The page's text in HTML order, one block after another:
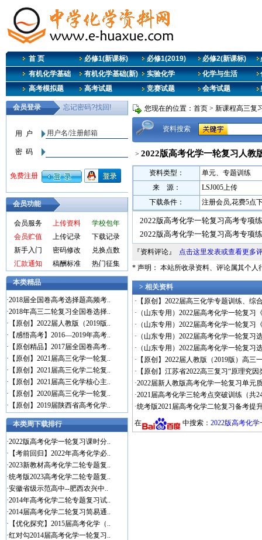
首 页 必修1(新课标) 必修1(2019) 必修2(新课标)
有机化学基础
有机化学基础(新) 实验化学 化学与生活
高考模拟题
高考试题 竞赛试题 会考试题
会员功能
会员服务 上传资料
学校包年
会员贮值
上传记录
下载记录
新手入门
密码修改
兑换点数
汇款通知
稿酬标准 热门征集
本类精品
·2018届全国卷高考选择题高频考..
·2018年高三二轮复习全国卷选择..
· 【原创】2022届人教版（2019版..
· 【感悟高考】2016—2019年高考..
· 【原创精品】2017届全国卷高考..
· 【原创】2021届高三化学一轮复..
· 【原创】2021届高三化学二轮复..
· 【原创】2021届高三化学核心主..
· 【原创】2020届高三化学一轮复..
· 【原创】2019届陕西省高考化学..
本类周下载排行
·2022版高考化学一轮复习课时分..
· 【考前回归】2022年高考化学必..
·2023新教材高考化学二轮专题复..
·统考版2023高考化学二轮专题复..
·安徽省级示范高中--肥西农兴中..
·2014年高考化学二轮专题复习试..
·2014届高考化学二轮复习简易通..
· 【优化探究】2015届高考化学（..
·红对勾2014届高考化学一轮复习..
您现在的位置： 首页 > 新课程高三复
资料搜索
> 2022版高考化学一轮复习人教
资料类型：
单元、专题训练
来 源：
LSJ005上传
下载条件：
注册会员,花费5点
2022版高考化学一轮复习高考专项
2022版高考化学一轮复习高考专项
『资料评论』 点击这里发表或查看更多
* 声明： 本站所收录资料、评论属其个人
> 相关资料
· 【原创】2022届高三化学专题训练、综
· （山东专用）2022届高考化学一轮复
· （山东专用）2022届高考化学一轮复
· （山东专用）2022届高考化学一轮复
· （山东专用）2022届高考化学一轮复
· 【原创】2022届人教版（2019版）高
· 【原创】江苏省2022高三复习“原理究
·2022届新人教版高考化学一轮复习单元
·2021届高考化学三轮考点突破训练（共
·统考版2021届高考化学二轮复习备考提
在
中搜索： 2022版高考化